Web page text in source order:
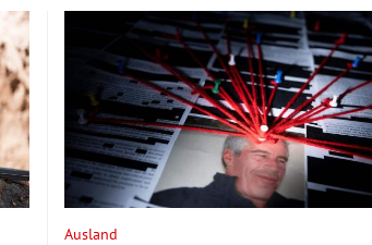
Ausland